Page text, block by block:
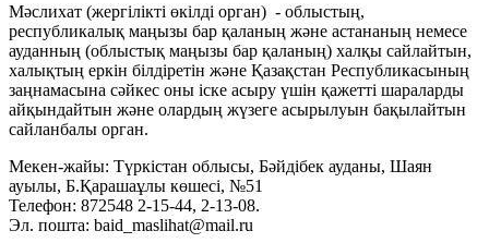
Мәслихат (жергілікті өкілді орган) - облыстың,
республикалық маңызы бар қаланың және астананың немесе
ауданның (облыстық маңызы бар қаланың) халқы сайлайтын,
халықтың еркін білдіретін және Қазақстан Республикасының
заңнамасына сәйкес оны іске асыру үшін қажетті шараларды
айқындайтын және олардың жүзеге асырылуын бақылайтын
сайланбалы орган.
Мекен-жайы: Түркістан облысы, Бәйдібек ауданы, Шаян
ауылы, Б.Қарашаұлы көшесі, №51
Телефон: 872548 2-15-44, 2-13-08.
Эл. пошта: baid_maslihat@mail.ru